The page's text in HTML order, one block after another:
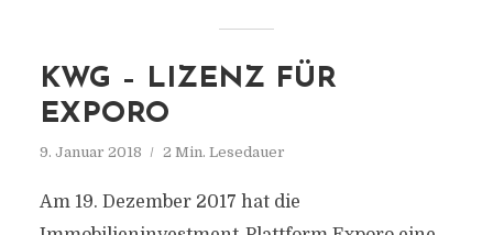
KWG – LIZENZ FÜR
EXPORO
9. Januar 2018 2 Min. Lesedauer
Am 19. Dezember 2017 hat die